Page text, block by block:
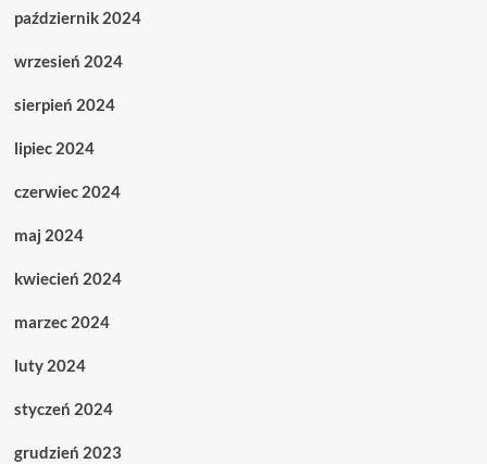
październik 2024
wrzesień 2024
sierpień 2024
lipiec 2024
czerwiec 2024
maj 2024
kwiecień 2024
marzec 2024
luty 2024
styczeń 2024
grudzień 2023